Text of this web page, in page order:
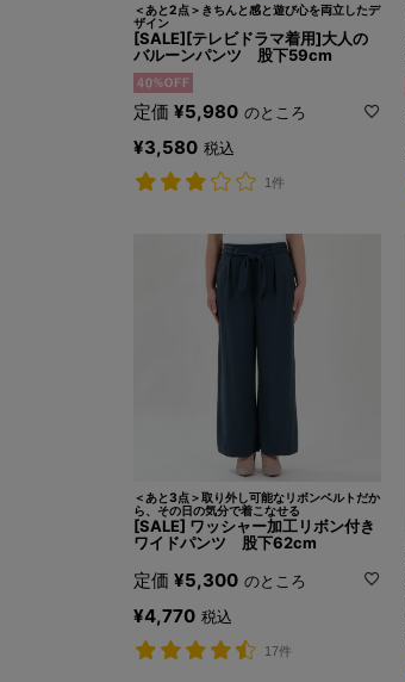
＜あと2点＞きちんと感と遊び心を両立したデ
ザイン
[SALE][テレビドラマ着用]大人の
バルーンパンツ 股下59cm
定価 ¥5,980 のところ
¥3,580 税込
1件
＜あと3点＞取り外し可能なリボンベルトだか
ら、その日の気分で着こなせる
[SALE] ワッシャー加工リボン付き
ワイドパンツ 股下62cm
定価 ¥5,300 のところ
¥4,770 税込
17件